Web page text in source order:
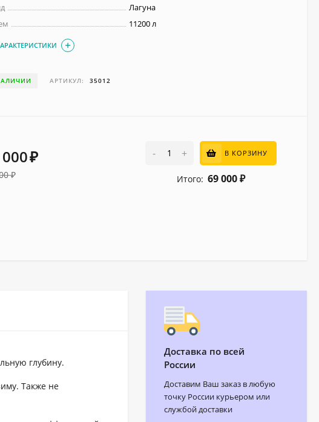
Лагуна
11200 л
АРТИКУЛ: 35012
₽
₽
- + В КОРЗИНУ
Итого: 69 000 ₽
глубину.
Также не
Доставка по всей
России
Доставим Ваш заказ в любую
точку России курьером или
службой доставки